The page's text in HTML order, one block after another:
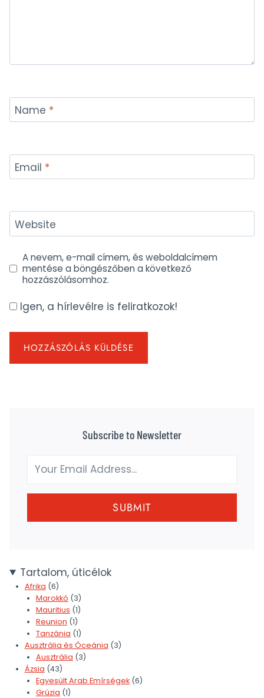
Name *
Email *
Website
A nevem, e-mail címem, és weboldalcímem
mentése a böngészőben a következő
hozzászólásomhoz.
Igen, a hírlevélre is feliratkozok!
Subscribe to Newsletter
SUBMIT
Tartalom, úticélok
Afrika (6)
Marokkó (3)
Mauritius (1)
Reunion (1)
Tanzánia (1)
Ausztrália és Óceánia (3)
Ausztrália (3)
Ázsia (43)
Egyesült Arab Emírségek(6)
Grúzia (1)